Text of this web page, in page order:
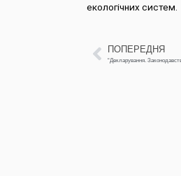
екологічних систем.
ПОПЕРЕДНЯ
“Декларування.